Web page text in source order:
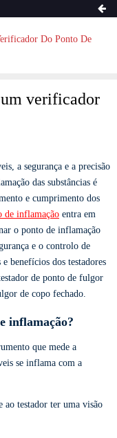
Do Ponto De
verificador
a segurança e a precisão
das substâncias é
e cumprimento dos
de inflamação entra em
o ponto de inflamação
e o controlo de
benefícios dos testadores
de ponto de fulgor
de copo fechado.
inflamação?
que mede a
se inflama com a
testador ter uma visão